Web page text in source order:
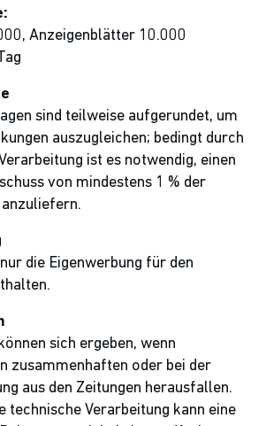
Anzeigenblätter 10.000
sind teilweise aufgerundet, um
auszugleichen; bedingt durch
ist es notwendig, einen
von mindestens 1 % der
die Eigenwerbung für den
sich ergeben, wenn
zusammenhaften oder bei der
aus den Zeitungen herausfallen.
technische Verarbeitung kann eine